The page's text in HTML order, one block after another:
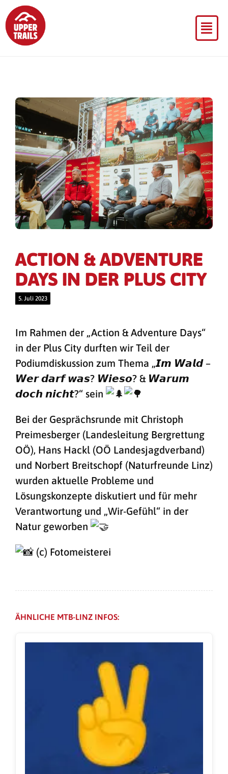
ACTION & ADVENTURE
DAYS IN DER PLUS CITY
5. Juli 2023
Im Rahmen der „Action & Adventure Days“
in der Plus City durften wir Teil der
Podiumdiskussion zum Thema „𝙄𝙢 𝙒𝙖𝙡𝙙 –
𝙒𝙚𝙧 𝙙𝙖𝙧𝙛 𝙬𝙖𝙨? 𝙒𝙞𝙚𝙨𝙤? & 𝙒𝙖𝙧𝙪𝙢
𝙙𝙤𝙘𝙝 𝙣𝙞𝙘𝙝𝙩?“ sein
Bei der Gesprächsrunde mit Christoph
Preimesberger (Landesleitung Bergrettung
OÖ), Hans Hackl (OÖ Landesjagdverband)
und Norbert Breitschopf (Naturfreunde Linz)
wurden aktuelle Probleme und
Lösungskonzepte diskutiert und für mehr
Verantwortung und „Wir-Gefühl“ in der
Natur geworben
(c) Fotomeisterei
ÄHNLICHE MTB-LINZ INFOS: